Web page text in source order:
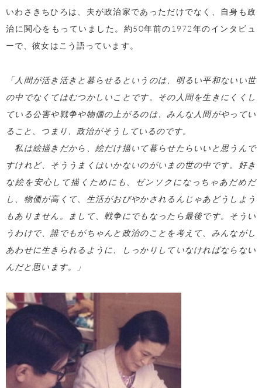
いわさきちひろは、夫が政治家であっただけでなく、自身も政
治に関心をもっていました。約50年前の1972年のインタビュ
ーで、彼女はこう語っています。
「人間が活き活きと暮らせるというのは、明るい平和ないい世
の中でなくてはむつかしいことです。その人間を生きにくくし
ている公害や戦争や物価の上がるのは、みんな人間がやってい
ること、つまり、政治がそうしているのです。
私は絵描きだから、絵だけ描いて暮らせたらいいと思うんで
すけれど、そううまくはいかないのがいまの世の中です。好き
な絵を安心して描くためにも、ゼンソクになっちゃあだめだ
し、物価が高くて、生活がおびやかされるんじゃあどうしよう
もありません。まして、戦争にでもなったら最後です。そうい
うわけで、誰でもがちゃんと政治のことを考えて、みんながし
あわせに生きられるように、しっかりしていなければならない
んだと思います。」